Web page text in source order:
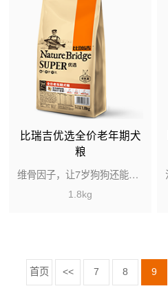
比瑞吉优选全价老年期犬
粮
维骨因子，让7岁狗狗还能接飞盘
1.8kg
首页 << 7 8 9